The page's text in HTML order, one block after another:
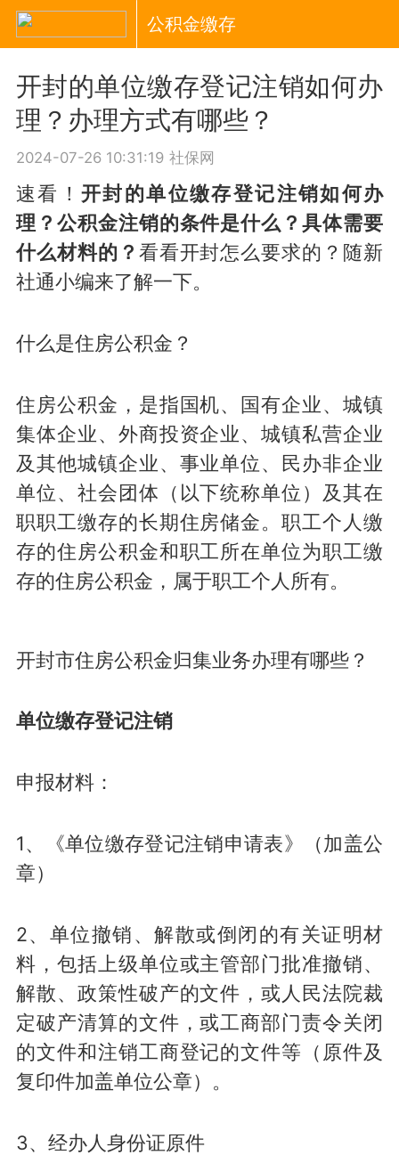
公积金缴存
开封的单位缴存登记注销如何办
理？办理方式有哪些？
2024-07-26 10:31:19 社保网
速看！开封的单位缴存登记注销如何办
理？公积金注销的条件是什么？具体需要
什么材料的？ 看看开封怎么要求的？随新
社通小编来了解一下。
什么是住房公积金？
住房公积金，是指国机、国有企业、城镇
集体企业、外商投资企业、城镇私营企业
及其他城镇企业、事业单位、民办非企业
单位、社会团体（以下统称单位）及其在
职职工缴存的长期住房储金。职工个人缴
存的住房公积金和职工所在单位为职工缴
存的住房公积金，属于职工个人所有。
开封市住房公积金归集业务办理有哪些？
单位缴存登记注销
申报材料：
1、《单位缴存登记注销申请表》（加盖公
章）
2、单位撤销、解散或倒闭的有关证明材
料，包括上级单位或主管部门批准撤销、
解散、政策性破产的文件，或人民法院裁
定破产清算的文件，或工商部门责令关闭
的文件和注销工商登记的文件等（原件及
复印件加盖单位公章）。
3、经办人身份证原件